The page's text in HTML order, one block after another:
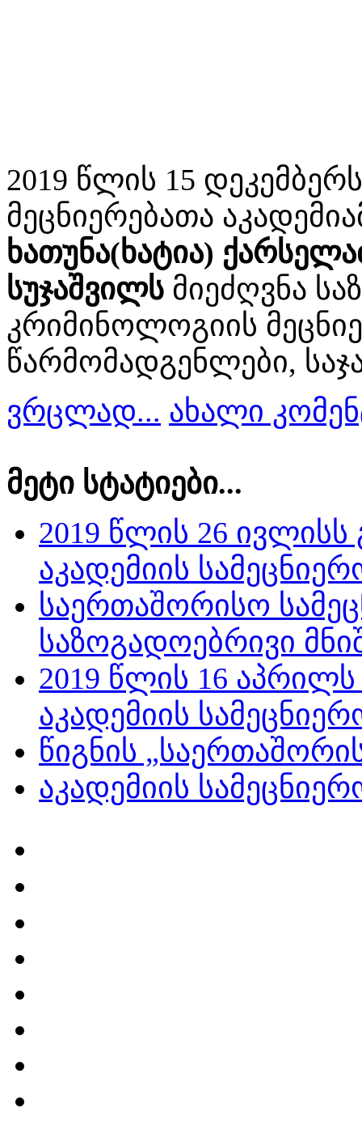
2019 წლის 15
მეცნიერებათა
ხათუნა(ხატია)
სუჯაშვილს მიეძღვნა
კრიმინოლოგიის
წარმომადგენლები,
ვრცლად... ახალი
მეტი სტატიები...
2019 წლის 26
აკადემიის
საერთაშორისო
საზოგადოებრივი
2019 წლის 16
აკადემიის
წიგნის
აკადემიის